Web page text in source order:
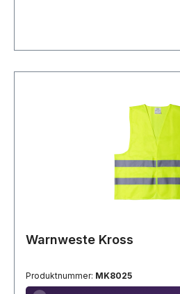
Warnweste Kross
Produktnummer: MK8025